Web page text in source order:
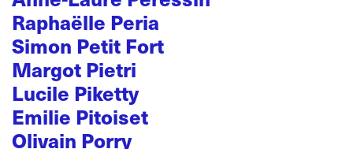
Raphaëlle Peria
Simon Petit Fort
Margot Pietri
Lucile Piketty
Emilie Pitoiset
Olivain Porry